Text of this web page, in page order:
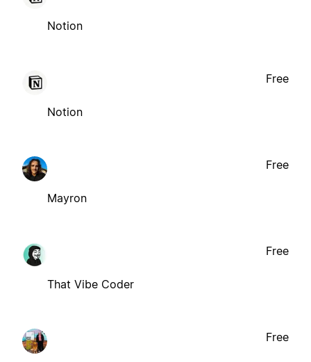
Notion
Notion
Free
Mayron
Free
That Vibe Coder
Free
Free